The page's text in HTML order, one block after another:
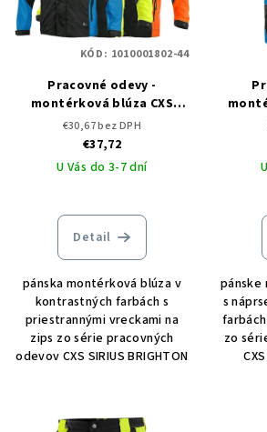
Pracovné odevy -
montérková blúza CXS
SIRIUS BRIGHTON
€30,67 bez DPH
€37,72
U Vás do 3-7 dní
Detail
pánska montérková blúza v
kontrastných farbách s
priestrannými vreckami na
zips zo série pracovných
odevov CXS SIRIUS BRIGHTON
KÓD: 1010001802-44
traky
pánske
s
zo